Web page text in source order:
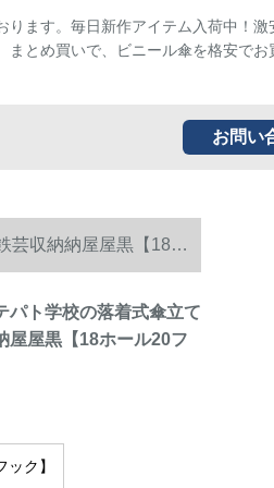
ます。毎日新作アイテム入荷中！激
まとめ買いで、ビニール傘を格安でお
お問い
芸収納納屋屋黒【18ホ
パト学校の落着式傘立て
屋屋黒【18ホール20フ
ク】